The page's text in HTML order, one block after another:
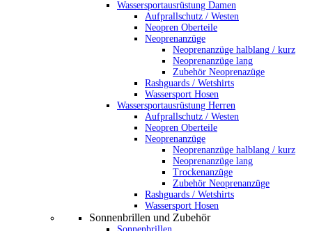
Wassersportausrüstung Damen
Aufprallschutz / Westen
Neopren Oberteile
Neoprenanzüge
Neoprenanzüge halblang / kurz
Neoprenanzüge lang
Zubehör Neoprenazüge
Rashguards / Wetshirts
Wassersport Hosen
Wassersportausrüstung Herren
Aufprallschutz / Westen
Neopren Oberteile
Neoprenanzüge
Neoprenanzüge halblang / kurz
Neoprenanzüge lang
Trockenanzüge
Zubehör Neoprenanzüge
Rashguards / Wetshirts
Wassersport Hosen
Sonnenbrillen und Zubehör